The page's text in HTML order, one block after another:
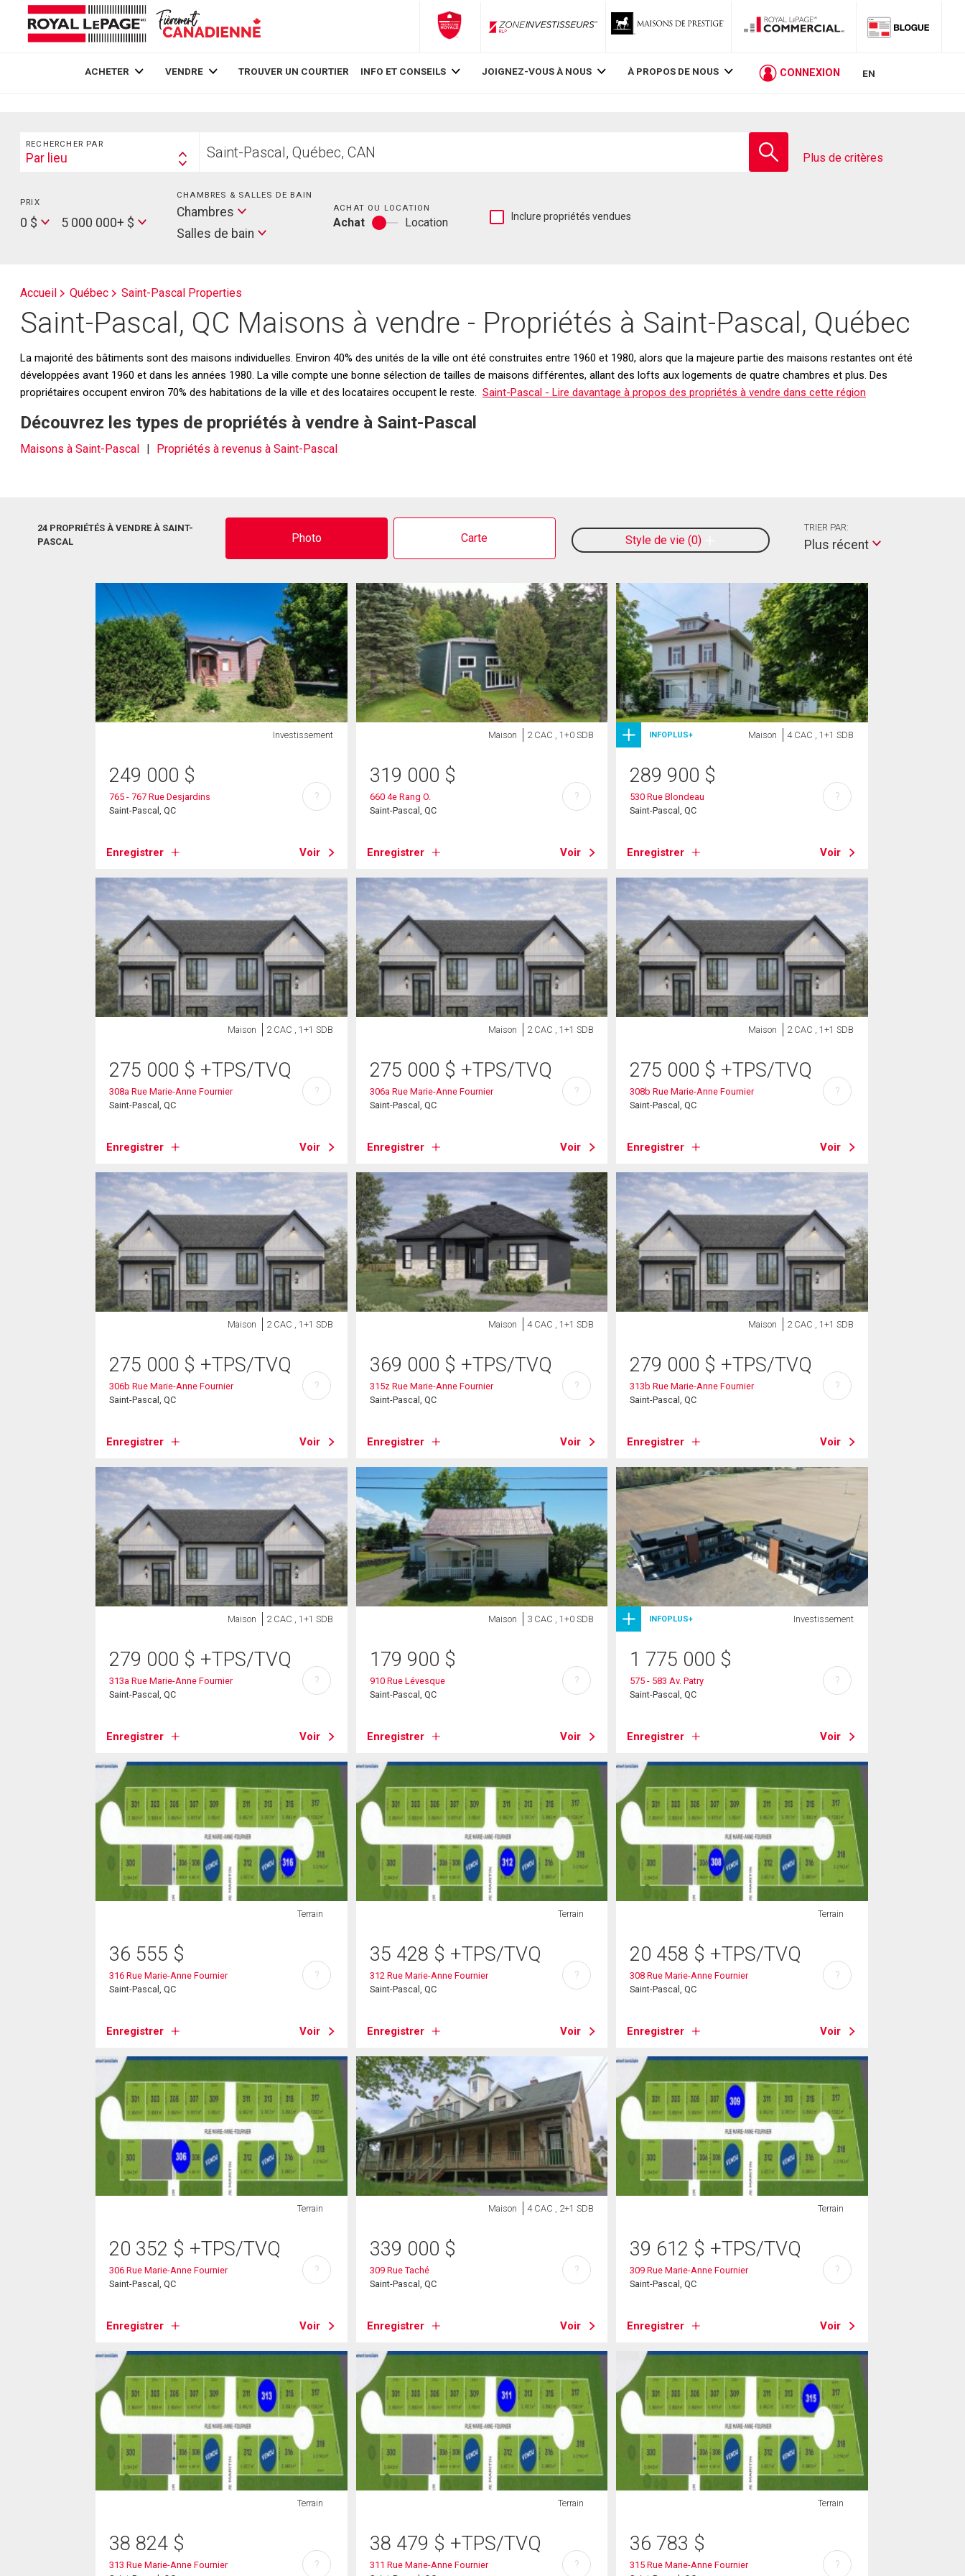
ZoneInvestisseurs RLP
ACHETER VENDRE TROUVER UN COURTIER INFO ET CONSEILS JOIGNEZ-VOUS À NOUS À PROPOS DE NOUS CONNEXION EN
Rechercher
RECHERCHER PAR
Search
Par lieu
votre
Plus de critères
PRIX
Price
0 $
Max
5 000 000+ $
CHAMBRES & SALLES DE BAIN
Chambres
bain
Salles de bain
ACHAT OU LOCATION
Achat
Achat
Location
Afficher
d'inscriptions
Inclure propriétés vendues
Accueil Québec Saint-Pascal Properties
Saint-Pascal, QC Maisons à vendre - Propriétés à Saint-Pascal, Québec
La majorité des bâtiments sont des maisons individuelles. Environ 40% des unités de la ville ont été construites entre 1960 et 1980, alors que la majeure partie des maisons restantes ont été
développées avant 1960 et dans les années 1980. La ville compte une bonne sélection de tailles de maisons différentes, allant des lofts aux logements de quatre chambres et plus. Des
propriétaires occupent environ 70% des habitations de la ville et des locataires occupent le reste. Saint-Pascal - Lire davantage à propos des propriétés à vendre dans cette région
Découvrez les types de propriétés à vendre à Saint-Pascal
Maisons à Saint-Pascal Propriétés à revenus à Saint-Pascal
24 PROPRIÉTÉS À VENDRE À SAINT-
PASCAL
Photo Carte Style de vie 0
TRIER PAR:
Plus récent
Investissement
249 000 $
765 - 767 Rue Desjardins
Saint-Pascal, QC
Enregistrer Voir
?
Maison 2 CAC , 1+0 SDB
319 000 $
660 4e Rang O.
Saint-Pascal, QC
Enregistrer Voir
?
INFOPLUS+ Maison 4 CAC , 1+1 SDB
289 900 $
530 Rue Blondeau
Saint-Pascal, QC
Enregistrer Voir
?
Maison 2 CAC , 1+1 SDB
275 000 $ +TPS/TVQ
308a Rue Marie-Anne Fournier
Saint-Pascal, QC
Enregistrer Voir
?
Maison 2 CAC , 1+1 SDB
275 000 $ +TPS/TVQ
306a Rue Marie-Anne Fournier
Saint-Pascal, QC
Enregistrer Voir
?
Maison 2 CAC , 1+1 SDB
275 000 $ +TPS/TVQ
308b Rue Marie-Anne Fournier
Saint-Pascal, QC
Enregistrer Voir
?
Maison 2 CAC , 1+1 SDB
275 000 $ +TPS/TVQ
306b Rue Marie-Anne Fournier
Saint-Pascal, QC
Enregistrer Voir
?
Maison 4 CAC , 1+1 SDB
369 000 $ +TPS/TVQ
315z Rue Marie-Anne Fournier
Saint-Pascal, QC
Enregistrer Voir
?
Maison 2 CAC , 1+1 SDB
279 000 $ +TPS/TVQ
313b Rue Marie-Anne Fournier
Saint-Pascal, QC
Enregistrer Voir
?
Maison 2 CAC , 1+1 SDB
279 000 $ +TPS/TVQ
313a Rue Marie-Anne Fournier
Saint-Pascal, QC
Enregistrer Voir
?
Maison 3 CAC , 1+0 SDB
179 900 $
910 Rue Lévesque
Saint-Pascal, QC
Enregistrer Voir
?
INFOPLUS+ Investissement
1 775 000 $
575 - 583 Av. Patry
Saint-Pascal, QC
Enregistrer Voir
?
Terrain
36 555 $
316 Rue Marie-Anne Fournier
Saint-Pascal, QC
Enregistrer Voir
?
Terrain
35 428 $ +TPS/TVQ
312 Rue Marie-Anne Fournier
Saint-Pascal, QC
Enregistrer Voir
?
Terrain
20 458 $ +TPS/TVQ
308 Rue Marie-Anne Fournier
Saint-Pascal, QC
Enregistrer Voir
?
Terrain
20 352 $ +TPS/TVQ
306 Rue Marie-Anne Fournier
Saint-Pascal, QC
Enregistrer Voir
?
Maison 4 CAC , 2+1 SDB
339 000 $
309 Rue Taché
Saint-Pascal, QC
Enregistrer Voir
?
Terrain
39 612 $ +TPS/TVQ
309 Rue Marie-Anne Fournier
Saint-Pascal, QC
Enregistrer Voir
?
Terrain
38 824 $
313 Rue Marie-Anne Fournier
?
Terrain
38 479 $ +TPS/TVQ
311 Rue Marie-Anne Fournier
?
Terrain
36 783 $
315 Rue Marie-Anne Fournier
?